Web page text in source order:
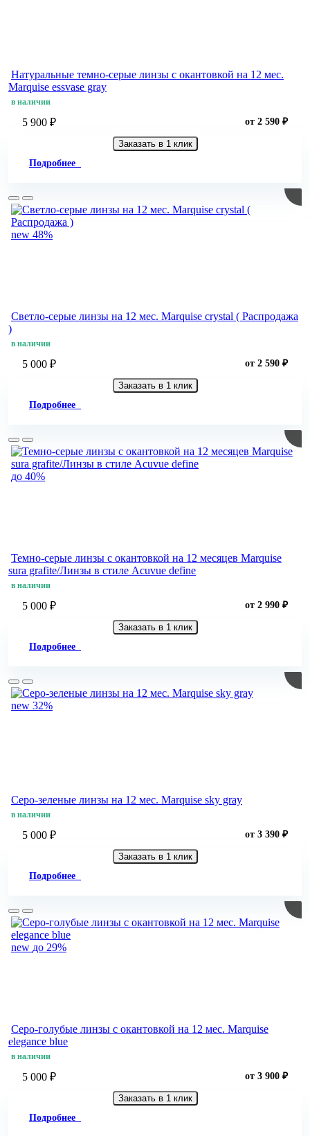
Натуральные темно-серые линзы c окантовкой на 12 мес.
Marquise essvase gray
в наличии
5 900 ₽ от 2 590 ₽
Заказать в 1 клик
Подробнее
new 48%
Светло-серые линзы на 12 мес. Marquise crystal ( Распродажа
)
в наличии
5 000 ₽ от 2 590 ₽
Заказать в 1 клик
Подробнее
до 40%
Темно-серые линзы с окантовкой на 12 месяцев Marquise
sura grafite/Линзы в стиле Acuvue define
в наличии
5 000 ₽ от 2 990 ₽
Заказать в 1 клик
Подробнее
new 32%
Серо-зеленые линзы на 12 мес. Marquise sky gray
в наличии
5 000 ₽ от 3 390 ₽
Заказать в 1 клик
Подробнее
new до 29%
Серо-голубые линзы c окантовкой на 12 мес. Marquise
elegance blue
в наличии
5 000 ₽ от 3 900 ₽
Заказать в 1 клик
Подробнее